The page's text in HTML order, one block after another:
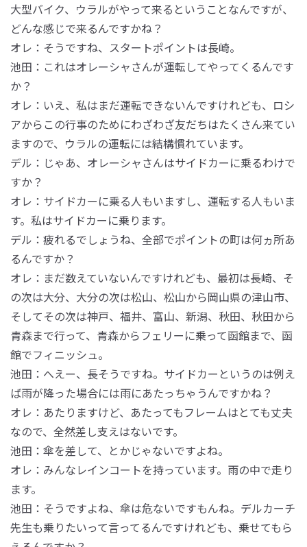
大型バイク、ウラルがやって来るということなんですが、
どんな感じで来るんですかね？
オレ：そうですね、スタートポイントは長崎。
池田：これはオレーシャさんが運転してやってくるんです
か？
オレ：いえ、私はまだ運転できないんですけれども、ロシ
アからこの行事のためにわざわざ友だちはたくさん来てい
ますので、ウラルの運転には結構慣れています。
デル：じゃあ、オレーシャさんはサイドカーに乗るわけで
すか？
オレ：サイドカーに乗る人もいますし、運転する人もいま
す。私はサイドカーに乗ります。
デル：疲れるでしょうね、全部でポイントの町は何ヵ所あ
るんですか？
オレ：まだ数えていないんですけれども、最初は長崎、そ
の次は大分、大分の次は松山、松山から岡山県の津山市、
そしてその次は神戸、福井、富山、新潟、秋田、秋田から
青森まで行って、青森からフェリーに乗って函館まで、函
館でフィニッシュ。
池田：へえー、長そうですね。サイドカーというのは例え
ば雨が降った場合には雨にあたっちゃうんですかね？
オレ：あたりますけど、あたってもフレームはとても丈夫
なので、全然差し支えはないです。
池田：傘を差して、とかじゃないですよね。
オレ：みんなレインコートを持っています。雨の中で走り
ます。
池田：そうですよね、傘は危ないですもんね。デルカーチ
先生も乗りたいって言ってるんですけれども、乗せてもら